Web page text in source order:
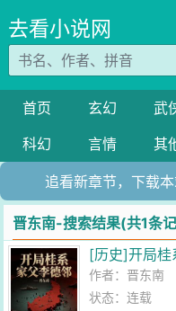
去看小说网
首页 玄幻 武
科幻
言情 其
追看新章节，下载
晋东南-搜索结果(共1条
[历史]开局桂
作者： 晋东南
状态：连载